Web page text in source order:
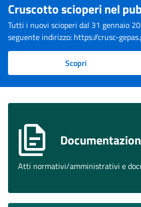
Cruscotto scioperi nel
Tutti i nuovi scioperi dal 31 gennaio
seguente indirizzo: https://crusc-
Scopri
Atti normativi/amministrativi e